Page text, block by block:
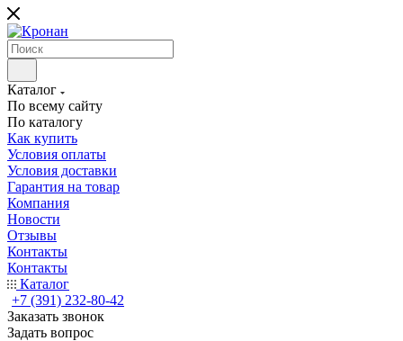
Каталог
По всему сайту
По каталогу
Как купить
Условия оплаты
Условия доставки
Гарантия на товар
Компания
Новости
Отзывы
Контакты
Контакты
Каталог
+7 (391) 232-80-42
Заказать звонок
Задать вопрос